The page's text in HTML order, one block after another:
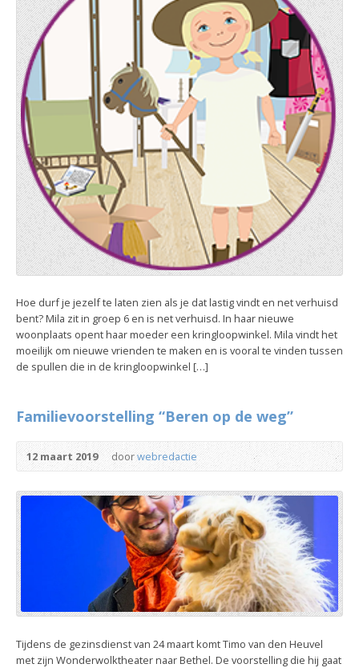
Hoe durf je jezelf te laten zien als je dat lastig vindt en net verhuisd
bent? Mila zit in groep 6 en is net verhuisd. In haar nieuwe
woonplaats opent haar moeder een kringloopwinkel. Mila vindt het
moeilijk om nieuwe vrienden te maken en is vooral te vinden tussen
de spullen die in de kringloopwinkel […]
Familievoorstelling “Beren op de weg”
12 maart 2019 doorwebredactie
Tijdens de gezinsdienst van 24 maart komt Timo van den Heuvel
met zijn Wonderwolktheater naar Bethel. De voorstelling die hij gaat